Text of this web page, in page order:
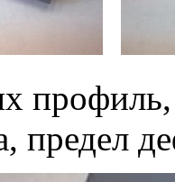
предел